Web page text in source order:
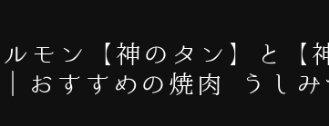
モン【神のタン】と
おすすめの焼肉 うし